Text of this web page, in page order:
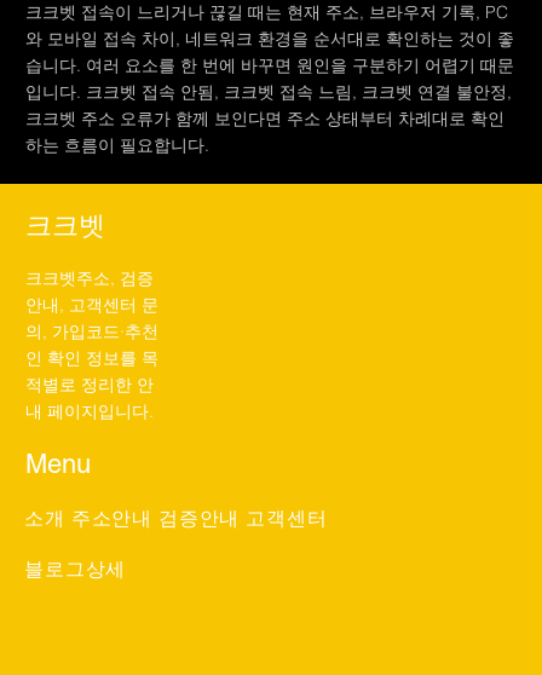
크크벳 접속이 느리거나 끊길 때는 현재 주소, 브라우저 기록, PC
와 모바일 접속 차이, 네트워크 환경을 순서대로 확인하는 것이 좋
습니다. 여러 요소를 한 번에 바꾸면 원인을 구분하기 어렵기 때문
입니다. 크크벳 접속 안됨, 크크벳 접속 느림, 크크벳 연결 불안정,
크크벳 주소 오류가 함께 보인다면 주소 상태부터 차례대로 확인
하는 흐름이 필요합니다.
크크벳
크크벳주소, 검증
안내, 고객센터 문
의, 가입코드·추천
인 확인 정보를 목
적별로 정리한 안
내 페이지입니다.
Menu
소개 주소안내 검증안내 고객센터
블로그상세